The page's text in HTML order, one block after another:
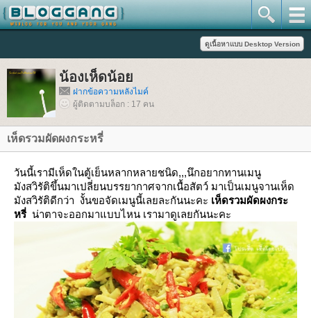
น้องเห็ดน้อ
ฝากข้อความหลังไมค์
ผู้ติดตามบล็อก : 17 คน
เห็ดรวมผัดผงกระหรี่
วันนี้เรามีเห็ดในตู้เย็นหลากหลายชนิด,,,นึกอยากทานเมนู
มังสวิรัติขึ้นมาเปลี่ยนบรรยากาศจากเนื้อสัตว์ มาเป็นเมนูจานเห็ด
มังสวิรัติดีกว่า งั้นขอจัดเมนูนี้เลยละกันนะคะ เห็ดรวมผัดผงกระ
หรี่ น่าตาจะออกมาแบบไหน เรามาดูเลยกันนะคะ